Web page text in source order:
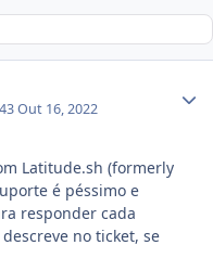
Out 16, 2022
Latitude.sh (formerly
é péssimo e
responder cada
no ticket, se